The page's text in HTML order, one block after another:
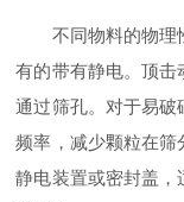
不同物料的物理性
有的带有静电。顶击
通过筛孔。对于易破
频率，减少颗粒在筛
静电装置或密封盖，